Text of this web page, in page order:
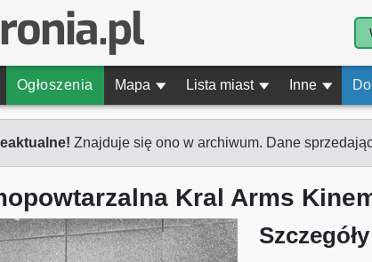
Ogłoszenia Mapa ▾ Lista miast ▾ Inne ▾
Znajduje się ono w archiwum. Dane
Kral Arms
Szczegóły